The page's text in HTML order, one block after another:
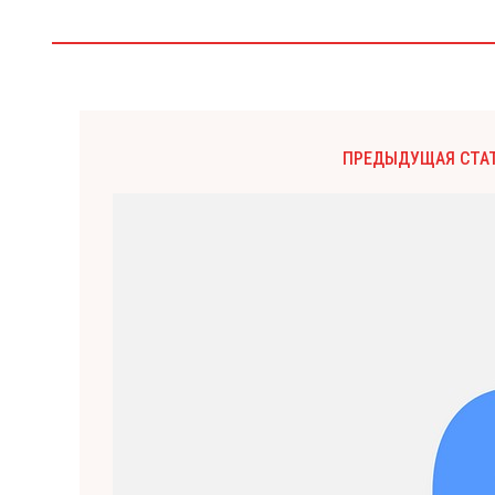
ПРЕДЫДУЩАЯ